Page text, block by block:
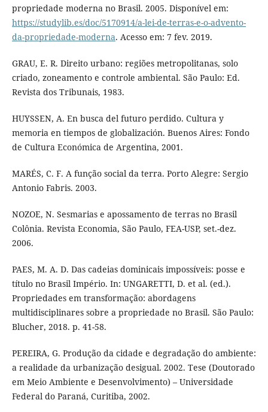
propriedade moderna no Brasil. 2005. Disponível em:
https://studylib.es/doc/5170914/a-lei-de-terras-e-o-advento-
da-propriedade-moderna. Acesso em: 7 fev. 2019.
GRAU, E. R. Direito urbano: regiões metropolitanas, solo
criado, zoneamento e controle ambiental. São Paulo: Ed.
Revista dos Tribunais, 1983.
HUYSSEN, A. En busca del futuro perdido. Cultura y
memoria en tiempos de globalización. Buenos Aires: Fondo
de Cultura Económica de Argentina, 2001.
MARÉS, C. F. A função social da terra. Porto Alegre: Sergio
Antonio Fabris. 2003.
NOZOE, N. Sesmarias e apossamento de terras no Brasil
Colônia. Revista Economia, São Paulo, FEA-USP, set.-dez.
2006.
PAES, M. A. D. Das cadeias dominicais impossíveis: posse e
título no Brasil Império. In: UNGARETTI, D. et al. (ed.).
Propriedades em transformação: abordagens
multidisciplinares sobre a propriedade no Brasil. São Paulo:
Blucher, 2018. p. 41-58.
PEREIRA, G. Produção da cidade e degradação do ambiente:
a realidade da urbanização desigual. 2002. Tese (Doutorado
em Meio Ambiente e Desenvolvimento) – Universidade
Federal do Paraná, Curitiba, 2002.